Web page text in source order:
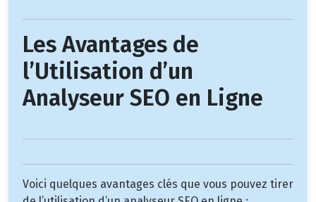
Les Avantages de
l’Utilisation d’un
Analyseur SEO en Ligne
Voici quelques avantages clés que vous pouvez tirer